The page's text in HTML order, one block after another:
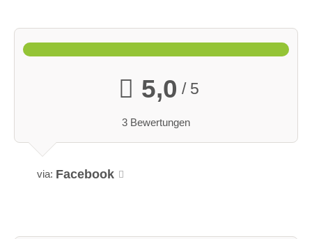
5,0 / 5
3 Bewertungen
via: Facebook